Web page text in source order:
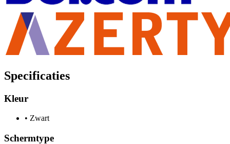
Specificaties
Kleur
• Zwart
Schermtype